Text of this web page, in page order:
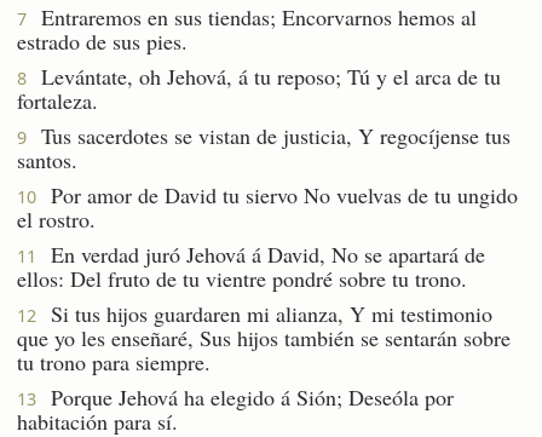
7
Entraremos en sus tiendas; Encorvarnos hemos al
estrado de sus pies.
8
Levántate, oh Jehová, á tu reposo; Tú y el arca de tu
fortaleza.
9
Tus sacerdotes se vistan de justicia, Y regocíjense tus
santos.
10
Por amor de David tu siervo No vuelvas de tu ungido
el rostro.
11
En verdad juró Jehová á David, No se apartará de
ellos: Del fruto de tu vientre pondré sobre tu trono.
12
Si tus hijos guardaren mi alianza, Y mi testimonio
que yo les enseñaré, Sus hijos también se sentarán sobre
tu trono para siempre.
13
Porque Jehová ha elegido á Sión; Deseóla por
habitación para sí.